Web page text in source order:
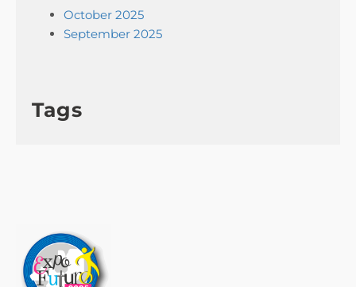
October 2025
September 2025
Tags